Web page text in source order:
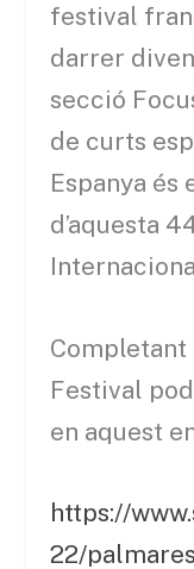
festival
darrer
secció
de curts
Espanya és
d’aquesta
Completant
Festival
en aquest
https://
22/